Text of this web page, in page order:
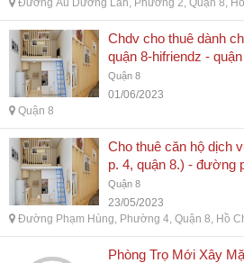
Đường Âu Dương Lân, Phường 2, Quận 8,
Chdv cho thuê dành
quận 8-hifriendz -
Quận 8
01/06/2023
Quận 8
Cho thuê căn hộ dịch
p. 4, quận 8.) - đường
quận 8, hồ chí minh
Quận 8
23/05/2023
Đường Phạm Hùng, Phường 4, Quận 8, Hồ
Phòng Trọ Mới Xây